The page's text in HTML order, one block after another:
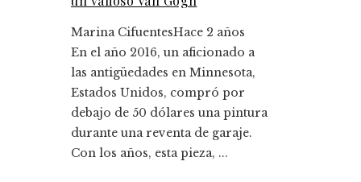
Marina CifuentesHace 2 años
En el año 2016, un aficionado a
las antigüedades en Minnesota,
Estados Unidos, compró por
debajo de 50 dólares una pintura
durante una reventa de garaje.
Con los años, esta pieza, ...